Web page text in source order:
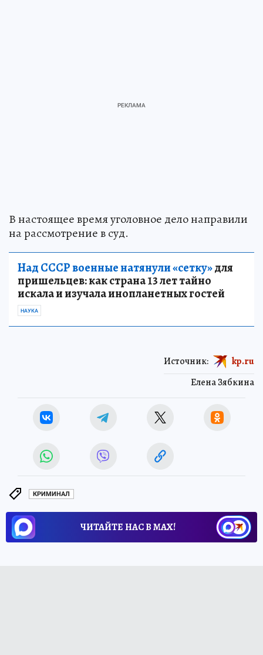
В настоящее время уголовное дело направили
на рассмотрение в суд.
Над СССР военные натянули «сетку»для
пришельцев: как страна 13 лет тайно
искала и изучала инопланетных гостей
НАУКА
Елена Зябкина
Источник: kp.ru
КРИМИНАЛ
ЧИТАЙТЕ НАС В МАХ!